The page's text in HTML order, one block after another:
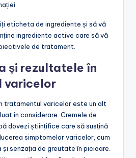
eticheta de ingrediente și să vă
ingrediente active care să vă
de tratament.
și rezultatele în
varicelor
tratamentul varicelor este un alt
în considerare. Cremele de
dovezi științifice care să susțină
simptomelor varicelor, cum
și senzația de greutate în picioare.